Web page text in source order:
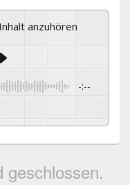
anzuhören
-:--
geschlossen.